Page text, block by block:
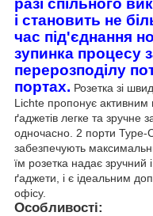
разі спільного
і становить не
час під'єднання
зупинка процесу
перерозподілу
портах. Розетка зі
Lichte пропонує активним
ґаджетів легке та зручне
одночасно. 2 порти Type-
забезпечують
їм розетка надає зручний
ґаджети, і є ідеальним
офісу.
Особливості: